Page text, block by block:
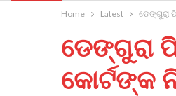
Home Latest ଡେଙ୍ଗୁରା
ଡେଙ୍ଗୁରା
କୋର୍ଟଙ୍କ